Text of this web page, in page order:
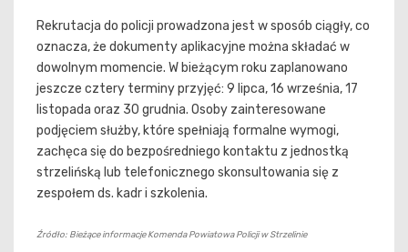
Rekrutacja do policji prowadzona jest w sposób ciągły, co
oznacza, że dokumenty aplikacyjne można składać w
dowolnym momencie. W bieżącym roku zaplanowano
jeszcze cztery terminy przyjęć: 9 lipca, 16 września, 17
listopada oraz 30 grudnia. Osoby zainteresowane
podjęciem służby, które spełniają formalne wymogi,
zachęca się do bezpośredniego kontaktu z jednostką
strzelińską lub telefonicznego skonsultowania się z
zespołem ds. kadr i szkolenia.
Źródło: Bieżące informacje Komenda Powiatowa Policji w Strzelinie